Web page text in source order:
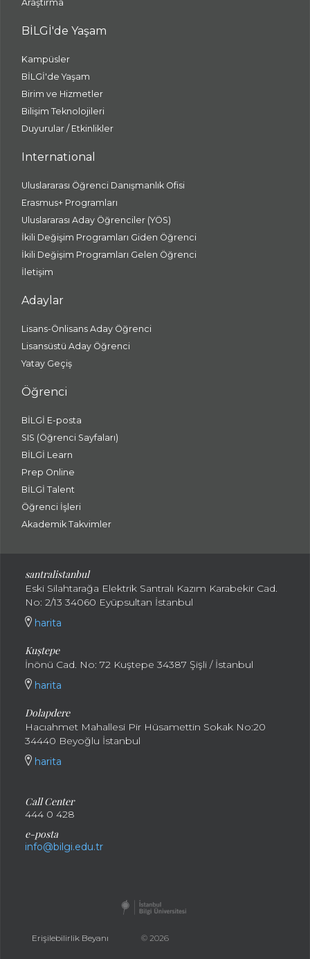
Araştırma
BİLGİ'de Yaşam
Kampüsler
BİLGİ'de Yaşam
Birim ve Hizmetler
Bilişim Teknolojileri
Duyurular / Etkinlikler
International
Uluslararası Öğrenci Danışmanlık Ofisi
Erasmus+ Programları
Uluslararası Aday Öğrenciler (YÖS)
İkili Değişim Programları Giden Öğrenci
İkili Değişim Programları Gelen Öğrenci
İletişim
Adaylar
Lisans-Önlisans Aday Öğrenci
Lisansüstü Aday Öğrenci
Yatay Geçiş
Öğrenci
BİLGİ E-posta
SIS (Öğrenci Sayfaları)
BİLGİ Learn
Prep Online
BİLGİ Talent
Öğrenci İşleri
Akademik Takvimler
santralistanbul
Eski Silahtarağa Elektrik Santralı Kazım Karabekir Cad.
No: 2/13 34060 Eyüpsultan İstanbul
harita
Kuştepe
İnönü Cad. No: 72 Kuştepe 34387 Şişli / İstanbul
harita
Dolapdere
Hacıahmet Mahallesi Pir Hüsamettin Sokak No:20
34440 Beyoğlu İstanbul
harita
Call Center
444 0 428
e-posta
info@bilgi.edu.tr
Erişilebilirlik Beyanı © 2026